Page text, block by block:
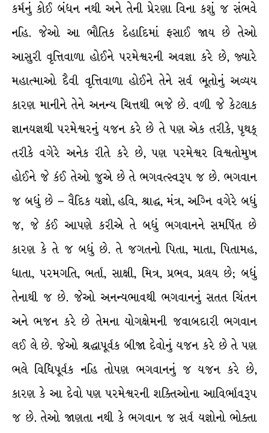
કર્મનું કોઈ બંધન નથી અને તેની પ્રેરણા વિના કશું જ સંભવે
નહિ. જેઓ આ ભૌતિક દેહાદિમાં ફસાઈ જાય છે તેઓ
આસુરી વૃત્તિવાળા હોઈને પરમેશ્વરની અવજ્ઞા કરે છે, જ્યારે
મહાત્માઓ દૈવી વૃત્તિવાળા હોઈને તેને સર્વ ભૂતોનું અવ્યય
કારણ માનીને તેને અનન્ય ચિત્તથી ભજે છે. વળી જે કેટલાક
જ્ઞાનયજ્ઞથી પરમેશ્વરનું યજન કરે છે તે પણ એક તરીકે, પૃથક્
તરીકે વગેરે અનેક રીતે કરે છે, પણ પરમેશ્વર વિશ્વતોમુખ
હોઈને જે કંઈ તેઓ જુએ છે તે ભગવત્સ્વરૂપ જ છે. ભગવાન
જ બધું છે – વૈદિક યજ્ઞો, હવિ, શ્રાદ્ધ, મંત્ર, અગ્નિ વગેરે બધું
જ, જે કંઈ આપણે કરીએ તે બધું ભગવાનને સમર્પિત છે
કારણ કે તે જ બધું છે. તે જગતનો પિતા, માતા, પિતામહ,
ધાતા, પરમગતિ, ભર્તા, સાક્ષી, મિત્ર, પ્રભવ, પ્રલય છે; બધું
તેનાથી જ છે. જેઓ અનન્યભાવથી ભગવાનનું સતત ચિંતન
અને ભજન કરે છે તેમના યોગક્ષેમની જવાબદારી ભગવાન
લઈ લે છે. જેઓ શ્રદ્ધાપૂર્વક બીજા દેવોનું યજન કરે છે તે પણ
ભલે વિધિપૂર્વક નહિ તોપણ ભગવાનનું જ યજન કરે છે,
કારણ કે આ દેવો પણ પરમેશ્વરની શક્તિઓના આવિર્ભાવરૂપ
જ છે. તેઓ જાણતા નથી કે ભગવાન જ સર્વ યજ્ઞોનો ભોક્તા